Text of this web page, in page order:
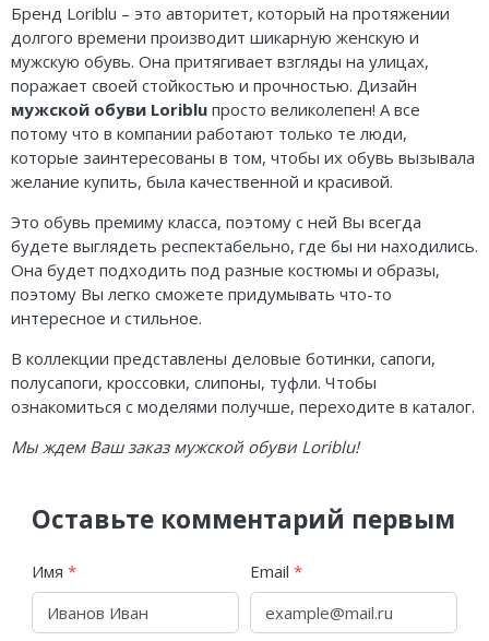
Бренд Loriblu – это авторитет, который на протяжении
долгого времени производит шикарную женскую и
мужскую обувь. Она притягивает взгляды на улицах,
поражает своей стойкостью и прочностью. Дизайн
мужской обуви Loriblu просто великолепен! А все
потому что в компании работают только те люди,
которые заинтересованы в том, чтобы их обувь вызывала
желание купить, была качественной и красивой.
Это обувь премиму класса, поэтому с ней Вы всегда
будете выглядеть респектабельно, где бы ни находились.
Она будет подходить под разные костюмы и образы,
поэтому Вы легко сможете придумывать что-то
интересное и стильное.
В коллекции представлены деловые ботинки, сапоги,
полусапоги, кроссовки, слипоны, туфли. Чтобы
ознакомиться с моделями получше, переходите в каталог.
Мы ждем Ваш заказ мужской обуви Loriblu!
Оставьте комментарий первым
Имя * Email *